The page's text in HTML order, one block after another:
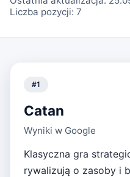
Liczba pozycji: 7
#1
Catan
Wyniki w Google
Klasyczna gra
rywalizują o zasoby i